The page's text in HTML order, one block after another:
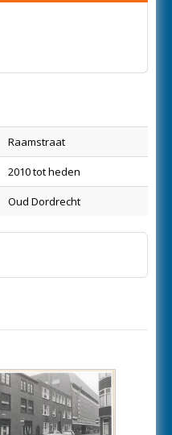
Raamstraat
2010 tot heden
Oud Dordrecht